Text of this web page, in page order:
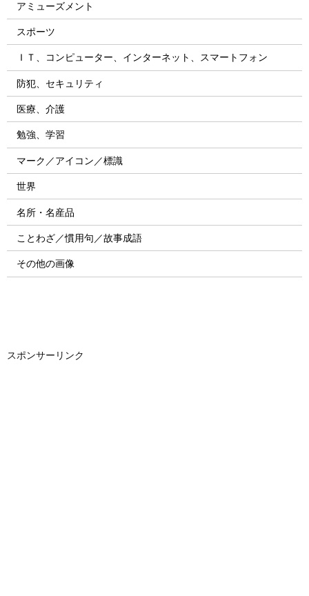
アミューズメント
スポーツ
ＩＴ、コンピューター、インターネット、スマートフォン
防犯、セキュリティ
医療、介護
勉強、学習
マーク／アイコン／標識
世界
名所・名産品
ことわざ／慣用句／故事成語
その他の画像
スポンサーリンク